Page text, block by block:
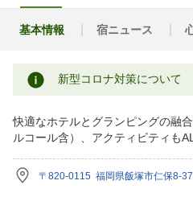
基本情報 宿ニュース
新型コロナ対策について
快適なホテルとグランピングの融
ルコール含）、アクティビティも
〒820-0115 福岡県飯塚市仁保8-37